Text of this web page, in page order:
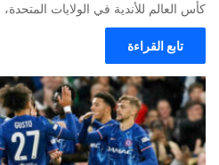
كأس العالم للأندية في الولايات
تابع القراءة